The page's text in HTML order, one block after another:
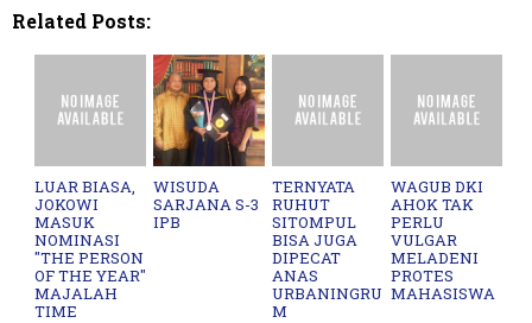
Related Posts:
LUAR BIASA,
JOKOWI
MASUK
NOMINASI
"THE PERSON
OF THE YEAR"
MAJALAH
TIME
WISUDA
SARJANA S-3
IPB
TERNYATA
RUHUT
SITOMPUL
BISA JUGA
DIPECAT
ANAS
URBANINGRU
M
WAGUB DKI
AHOK TAK
PERLU
VULGAR
MELADENI
PROTES
MAHASISWA